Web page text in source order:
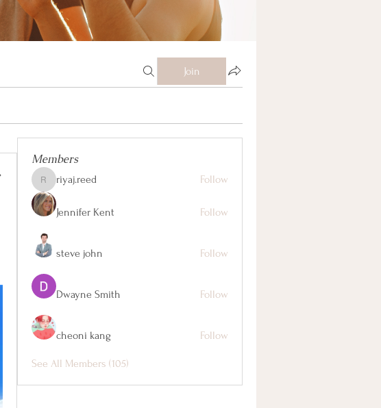
Join
Members
riyaj.reed
riyaj.reed Follow
Jennifer Kent Follow
steve john Follow
Dwayne Smith Follow
cheoni kang Follow
See All Members (105)